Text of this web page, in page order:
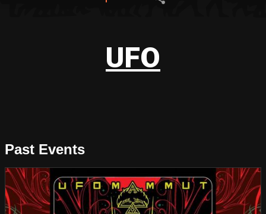
UFO
Past Events